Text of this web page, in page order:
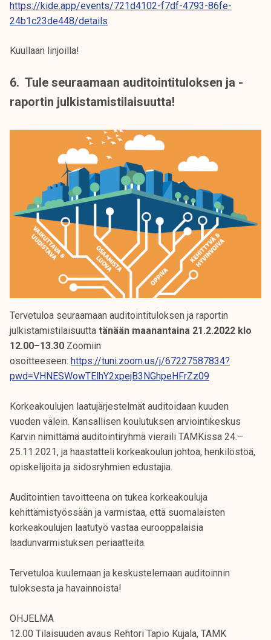
https://kide.app/events/721d4102-f7df-4793-86fe-
24b1c23de448/details
Kuullaan linjoilla!
6. Tule seuraamaan auditointituloksen ja -
raportin julkistamistilaisuutta!
Tervetuloa seuraamaan auditointituloksen ja raportin
julkistamistilaisuutta tänään maanantaina 21.2.2022 klo
12.00–13.30 Zoomiin
osoitteeseen: https://tuni.zoom.us/j/67227587834?
pwd=VHNESWowTElhY2xpejB3NGhpeHFrZz09
Korkeakoulujen laatujärjestelmät auditoidaan kuuden
vuoden välein. Kansallisen koulutuksen arviointikeskus
Karvin nimittämä auditointiryhmä vieraili TAMKissa 24.–
25.11.2021, ja haastatteli korkeakoulun johtoa, henkilöstöä,
opiskelijoita ja sidosryhmien edustajia.
Auditointien tavoitteena on tukea korkeakouluja
kehittämistyössään ja varmistaa, että suomalaisten
korkeakoulujen laatutyö vastaa eurooppalaisia
laadunvarmistuksen periaatteita.
Tervetuloa kuulemaan ja keskustelemaan auditoinnin
tuloksesta ja havainnoista!
OHJELMA
12.00 Tilaisuuden avaus Rehtori Tapio Kujala, TAMK